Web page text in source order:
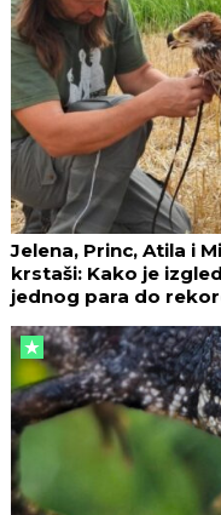
Jelena, Princ, Atila i
krstaši: Kako je
jednog para do